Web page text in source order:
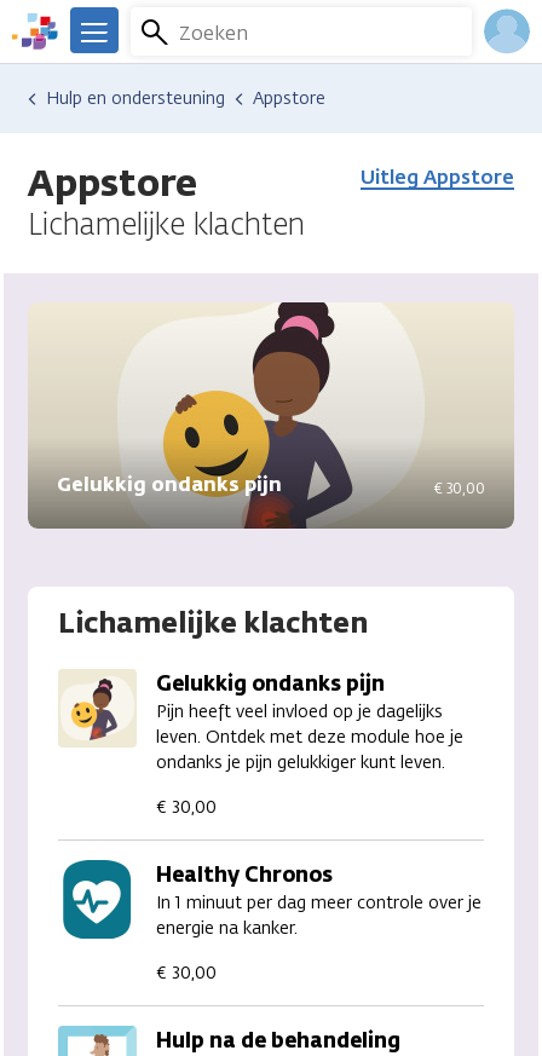
Overslaan
en
naar
We
er
Kanker.nl
Zoeken
Menu
Hulp en ondersteuning Appstore
Appstore
Lichamelijke klachten
Uitleg Appstore
Gelukkig ondanks pijn € 30,00
lichamelijke klachten
Gelukkig ondanks pijn
Pijn heeft veel invloed op je dagelijks
leven. Ontdek met deze module hoe je
ondanks je pijn gelukkiger kunt leven.
€ 30,00
Healthy Chronos
In 1 minuut per dag meer controle over je
energie na kanker.
€ 30,00
Hulp na de behandeling